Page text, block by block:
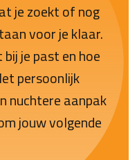
je zoekt of nog
voor je klaar.
je past en hoe
persoonlijk
nuchtere aanpak
jouw volgende